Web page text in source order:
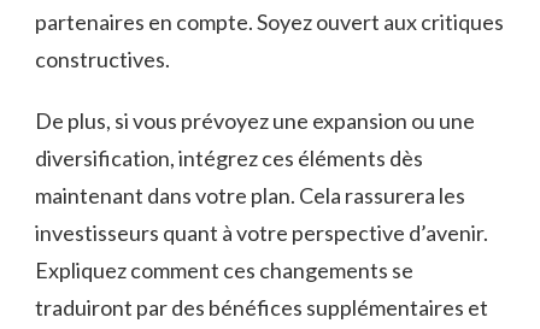
partenaires en compte. Soyez ouvert aux critiques
constructives.
De plus, si vous prévoyez une expansion ou une
diversification, intégrez ces éléments dès
maintenant dans votre plan. Cela rassurera les
investisseurs quant à votre perspective d’avenir.
Expliquez comment ces changements se
traduiront par des bénéfices supplémentaires et